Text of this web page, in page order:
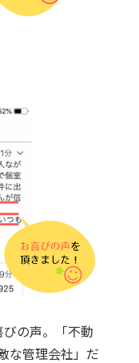
びの声。「不動
な管理会社」だ